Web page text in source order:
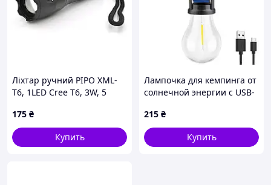
Ліхтар ручний PIPO XML-
T6, 1LED Cree T6, 3W, 5
18650/2800mah
(перехідник 3*AAA), Black,
IP44, СЗУ, 130х30х27мм,
175 ₴
Купить
Лампочка для кемпинга от
солнечной энергии с USB-
дропшиппинг и скидки)
215 ₴
Купить